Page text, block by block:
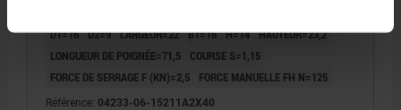
D1=16 D2=9 LARGEUR=22 B1=16 H=14 HAUTEUR=23,2
LONGUEUR DE POIGNÉE=71,5
COURSE S=1,15
FORCE DE SERRAGE F (KN)=2,5
FORCE MANUELLE FH N=125
Référence: 04233-06-15211A2X40